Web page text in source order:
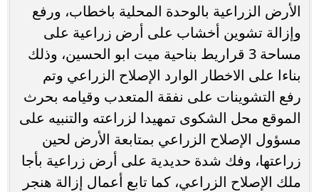
الأرض الزراعية بالوحدة المحلية باخطاب، ورفع
وإزالة تشوين أخشاب على أرض زراعية على
مساحة 3 قراريط بناحية ميت ابو الحسين، وذلك
بناءا على الاخطار الوارد الإصلاح الزراعي وتم
رفع التشوينات على نفقة المتعدب وقيامه بحرث
الموقع محل الشكوى تمهيدا لزراعته والتنبيه على
مسؤول الإصلاح الزراعي بمتابعة الأرض لحين
زراعتها، وفك شدة حديدية على أرض زراعية بأجا
ملك الإصلاح الزراعي، كما تابع أعمال إزالة هنجر